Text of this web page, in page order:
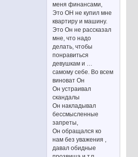
меня финансами,
Это ОН не купил мне
квартиру и машину.
Это Он не рассказал
мне, что надо
делать, чтобы
понравиться
девушкам и …
самому себе. Во всем
виноват Он
Он устраивал
скандалы
Он накладывал
бессмысленные
запреты,
Он обращался ко
нам без уважения ,
давал обидные